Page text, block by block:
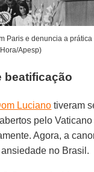
Paris e denuncia a prática
Apesp)
beatificação
Luciano tiveram
pelo
Agora, a
no Brasil.